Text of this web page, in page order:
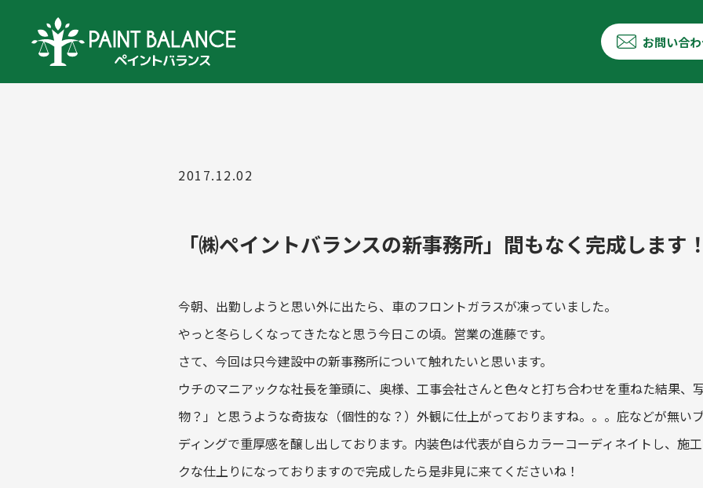
お問い合
2017.12.02
「㈱ペイントバランスの新事務所」間もなく完成します
今朝、出勤しようと思い外に出たら、車のフロントガラスが凍っていました。
やっと冬らしくなってきたなと思う今日この頃。営業の進藤です。
さて、今回は只今建設中の新事務所について触れたいと思います。
ウチのマニアックな社長を筆頭に、奥様、工事会社さんと色々と打ち合わせを重ねた結果、
物？」と思うような奇抜な（個性的な？）外観に仕上がっておりますね。。。庇などが無い
ディングで重厚感を醸し出しております。内装色は代表が自らカラーコーディネイトし、施
クな仕上りになっておりますので完成したら是非見に来てくださいね！